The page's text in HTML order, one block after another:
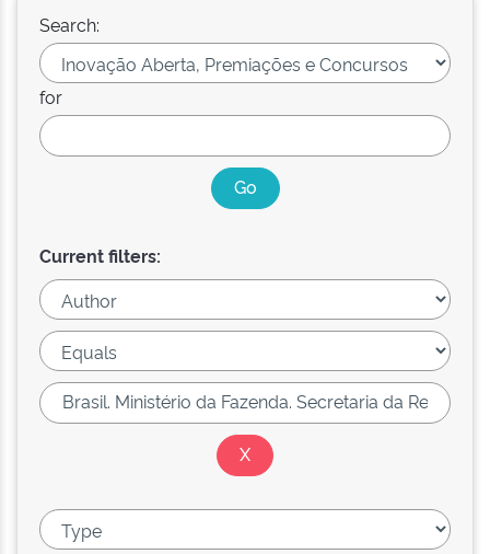
Search:
for
Current filters: